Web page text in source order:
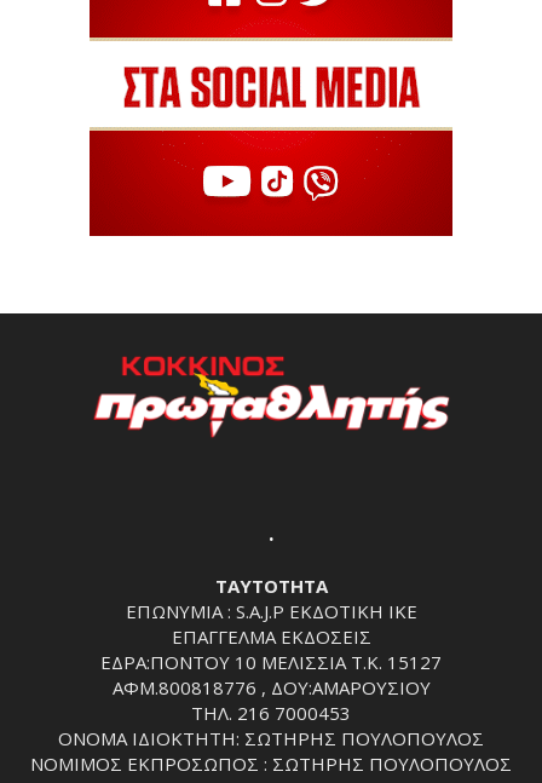
.
ΤΑΥΤΟΤΗΤΑ
ΕΠΩΝΥΜΙΑ : S.A.J.P ΕΚΔΟΤΙΚΗ ΙΚΕ
ΕΠΑΓΓΕΛΜΑ ΕΚΔΟΣΕΙΣ
ΕΔΡΑ:ΠΟΝΤΟΥ 10 ΜΕΛΙΣΣΙΑ Τ.Κ. 15127
ΑΦΜ.800818776 , ΔΟΥ:ΑΜΑΡΟΥΣΙΟΥ
ΤΗΛ. 216 7000453
ΟΝΟΜΑ ΙΔΙΟΚΤΗΤΗ: ΣΩΤΗΡΗΣ ΠΟΥΛΟΠΟΥΛΟΣ
ΝΟΜΙΜΟΣ ΕΚΠΡΟΣΩΠΟΣ : ΣΩΤΗΡΗΣ ΠΟΥΛΟΠΟΥΛΟΣ